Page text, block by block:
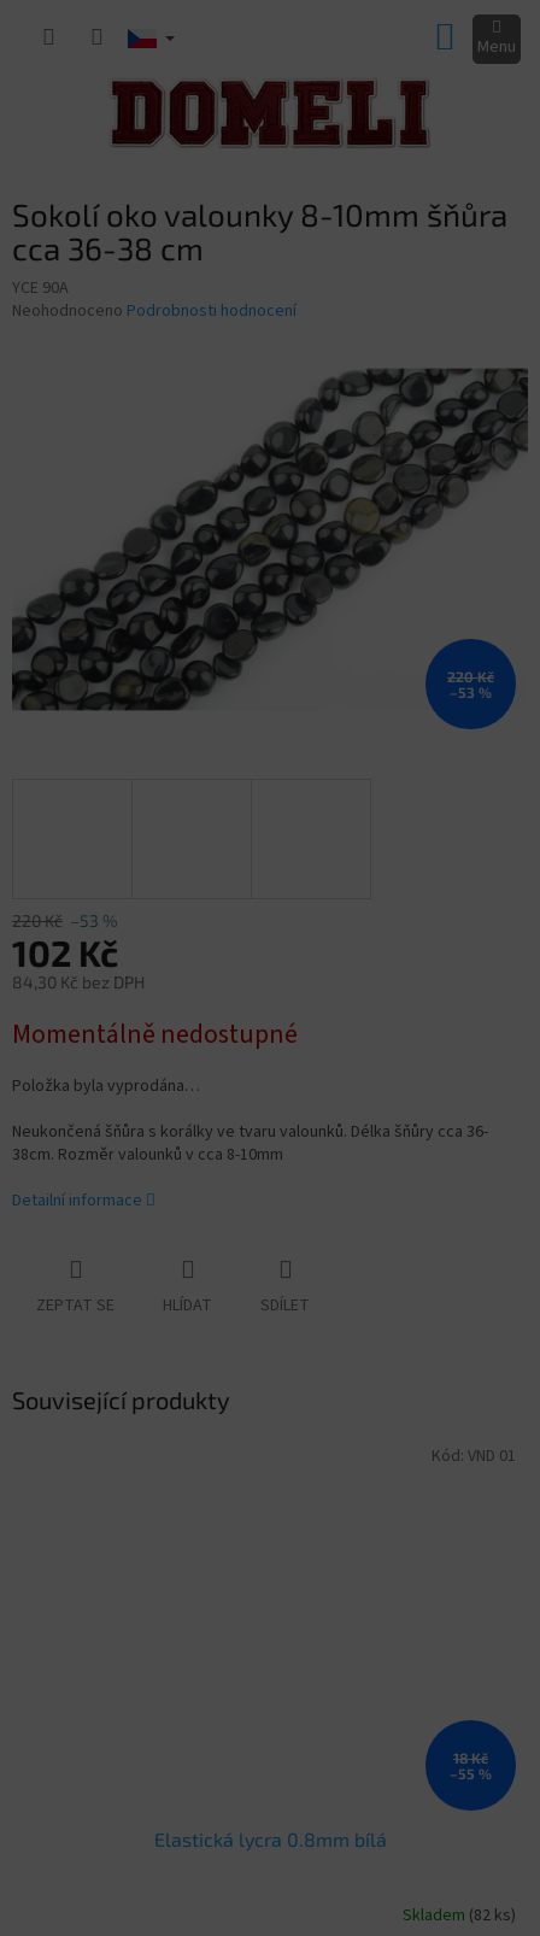
KOŠÍK
Sokolí oko valounky 8-10mm šňůra
cca 36-38 cm
YCE 90A
Průměrné
Neohodnoceno Podrobnosti hodnocení
220 Kč
–53 %
220 Kč –53 %
102 Kč
84,30 Kč bez DPH
cena:
Momentálně nedostupné
Položka byla vyprodána…
Neukončená šňůra s korálky ve tvaru valounků. Délka šňůry cca 36-
38cm. Rozměr valounků v cca 8-10mm
Detailní informace
ZEPTAT SE HLÍDAT SDÍLET
Související produkty
18 Kč
–55 %
Elastická lycra 0.8mm bílá
Skladem (82 ks)
Kód: VND 01